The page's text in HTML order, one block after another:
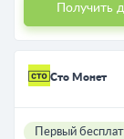
Получить
Сто Монет
Первый